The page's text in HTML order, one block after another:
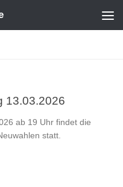
13.03.2026
ab 19 Uhr findet die
statt.